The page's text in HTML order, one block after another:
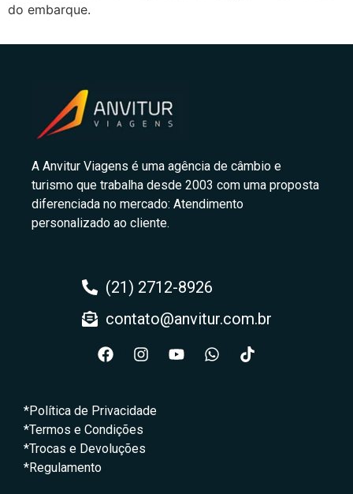
do embarque.
A Anvitur Viagens é uma agência de câmbio e
turismo que trabalha desde 2003 com uma proposta
diferenciada no mercado: Atendimento
personalizado ao cliente.
(21) 2712-8926
contato@anvitur.com.br
*Política de Privacidade
*Termos e Condições
*Trocas e Devoluções
*Regulamento